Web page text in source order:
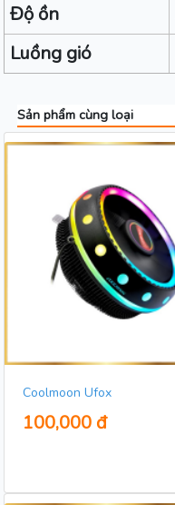
Độ ồn
Luồng gió
Sản phẩm cùng loại
Coolmoon Ufox
100,000 đ